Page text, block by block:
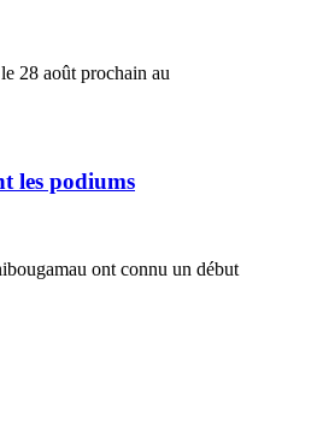
28 août prochain au
les podiums
ont connu un début